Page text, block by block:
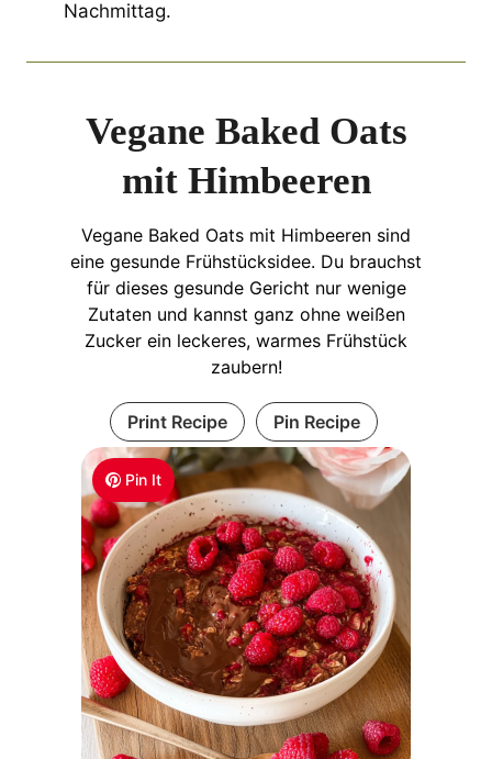
Nachmittag.
Pin It
Vegane Baked Oats
mit Himbeeren
Vegane Baked Oats mit Himbeeren sind
eine gesunde Frühstücksidee. Du brauchst
für dieses gesunde Gericht nur wenige
Zutaten und kannst ganz ohne weißen
Zucker ein leckeres, warmes Frühstück
zaubern!
Print Recipe Pin Recipe